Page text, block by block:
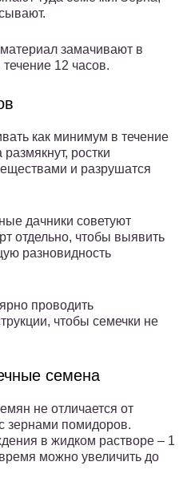
замачивают в
12 часов.
как минимум в течение
ростки
и разрушатся
дачники советуют
отдельно, чтобы выявить
разновидность
проводить
чтобы семечки не
семена
не отличается от
зернами помидоров.
в жидком растворе – 1
можно увеличить до